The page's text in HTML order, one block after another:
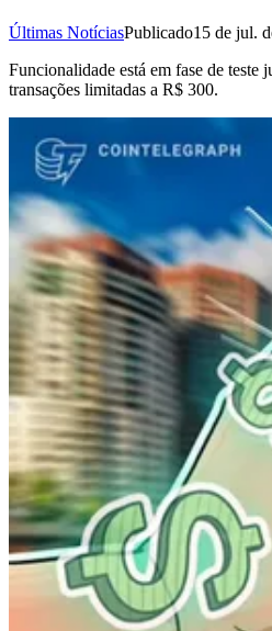
Últimas NotíciasPublicado15 de jul.
Funcionalidade está em fase de teste
transações limitadas a R$ 300.